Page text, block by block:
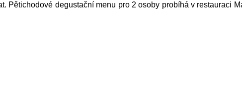
Pětichodové degustační menu pro 2 osoby probíhá v restauraci